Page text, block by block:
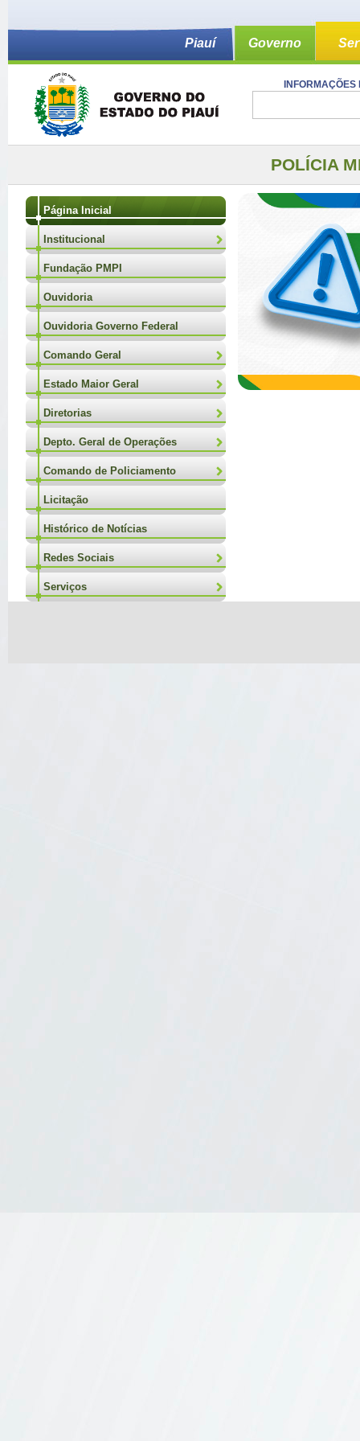
Piauí Governo
POLÍCIA
Página Inicial
Institucional
Fundação PMPI
Ouvidoria
Ouvidoria Governo Federal
Comando Geral
Estado Maior Geral
Diretorias
Depto. Geral de Operações
Comando de Policiamento
Licitação
Histórico de Notícias
Redes Sociais
Serviços